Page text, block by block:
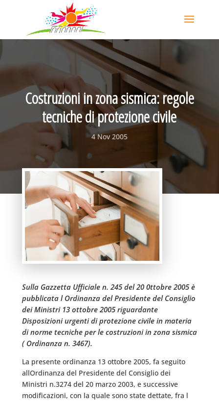
Costruzioni in zona sismica: regole
tecniche di protezione civile
4 Nov 2005
Sulla Gazzetta Ufficiale n. 245 del 20 0ttobre 2005 è
pubblicata l Ordinanza del Presidente del Consiglio
dei Ministri 13 ottobre 2005 riguardante 
Disposizioni urgenti di protezione civile in materia
di norme tecniche per le costruzioni in zona sismica
( Ordinanza n. 3467).
La presente ordinanza 13 ottobre 2005, fa seguito
allOrdinanza del Presidente del Consiglio dei
Ministri n.3274 del 20 marzo 2003, e successive
modificazioni, con la quale sono state dettate, fra l